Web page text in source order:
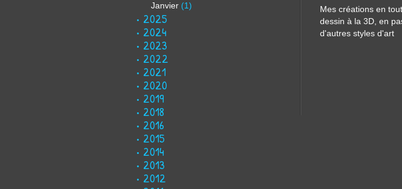
Janvier (1)
2025
2024
2023
2022
2021
2020
2019
2018
2016
2015
2014
2013
2012
Mes créations en
dessin à la 3D, en
d'autres styles d'art